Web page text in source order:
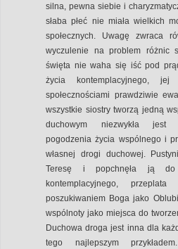
silna, pewna siebie i
słaba płeć nie miała wielkich
społecznych. Uwagę zwraca
wyczulenie na problem różnic
święta nie waha się iść pod
życia kontemplacyjnego,
społecznościami prawdziwie
wszystkie siostry tworzą jedną
duchowym niezwykła jest
pogodzenia życia wspólnego i
własnej drogi duchowej.
Teresę i popchnęła ją do
kontemplacyjnego,
poszukiwaniem Boga jako
wspólnoty jako miejsca do
Duchowa droga jest inna dla
tego najlepszym